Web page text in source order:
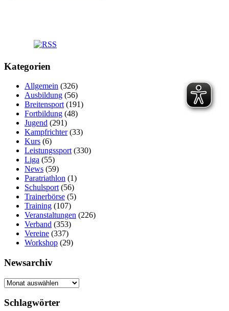
Kategorien
Allgemein (326)
Ausbildung (56)
Breitensport (191)
Fortbildung (48)
Jugend (291)
Kampfrichter(33)
Kurs (6)
Leistungssport (330)
Liga (55)
News (59)
Paratriathlon (1)
Schulsport (56)
Trainerbörse (5)
Training (107)
Veranstaltungen (226)
Verband (353)
Vereine (337)
Workshop (29)
Newsarchiv
Newsarchiv
Schlagwörter